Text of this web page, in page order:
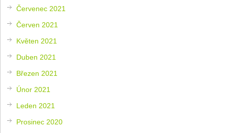
Červenec 2021
Červen 2021
Květen 2021
Duben 2021
Březen 2021
Únor 2021
Leden 2021
Prosinec 2020